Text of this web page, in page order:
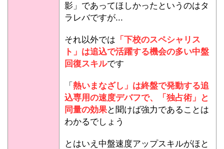
影」であってほしかったというのはタ
ラレバですが...
それ以外では 「下校のスペシャリス
ト」は追込で活躍する機会の多い中盤
回復スキルです
「 熱いまなざし」は終盤で発動する追
込専用の速度デバフで、「独占術」と
同量の効果と聞けば強力であることは
わかるでしょう
とはいえ中盤速度アップスキルがほと